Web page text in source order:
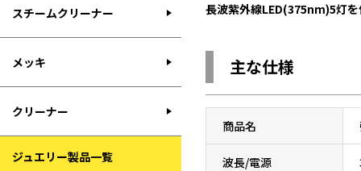
スチームクリーナー
メッキ
クリーナー
ジュエリー製品一覧
長波紫外線LED(375nm)5灯
主な仕様
商品名
波長/電源